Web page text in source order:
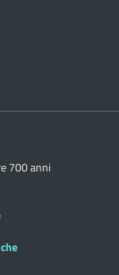
700 anni